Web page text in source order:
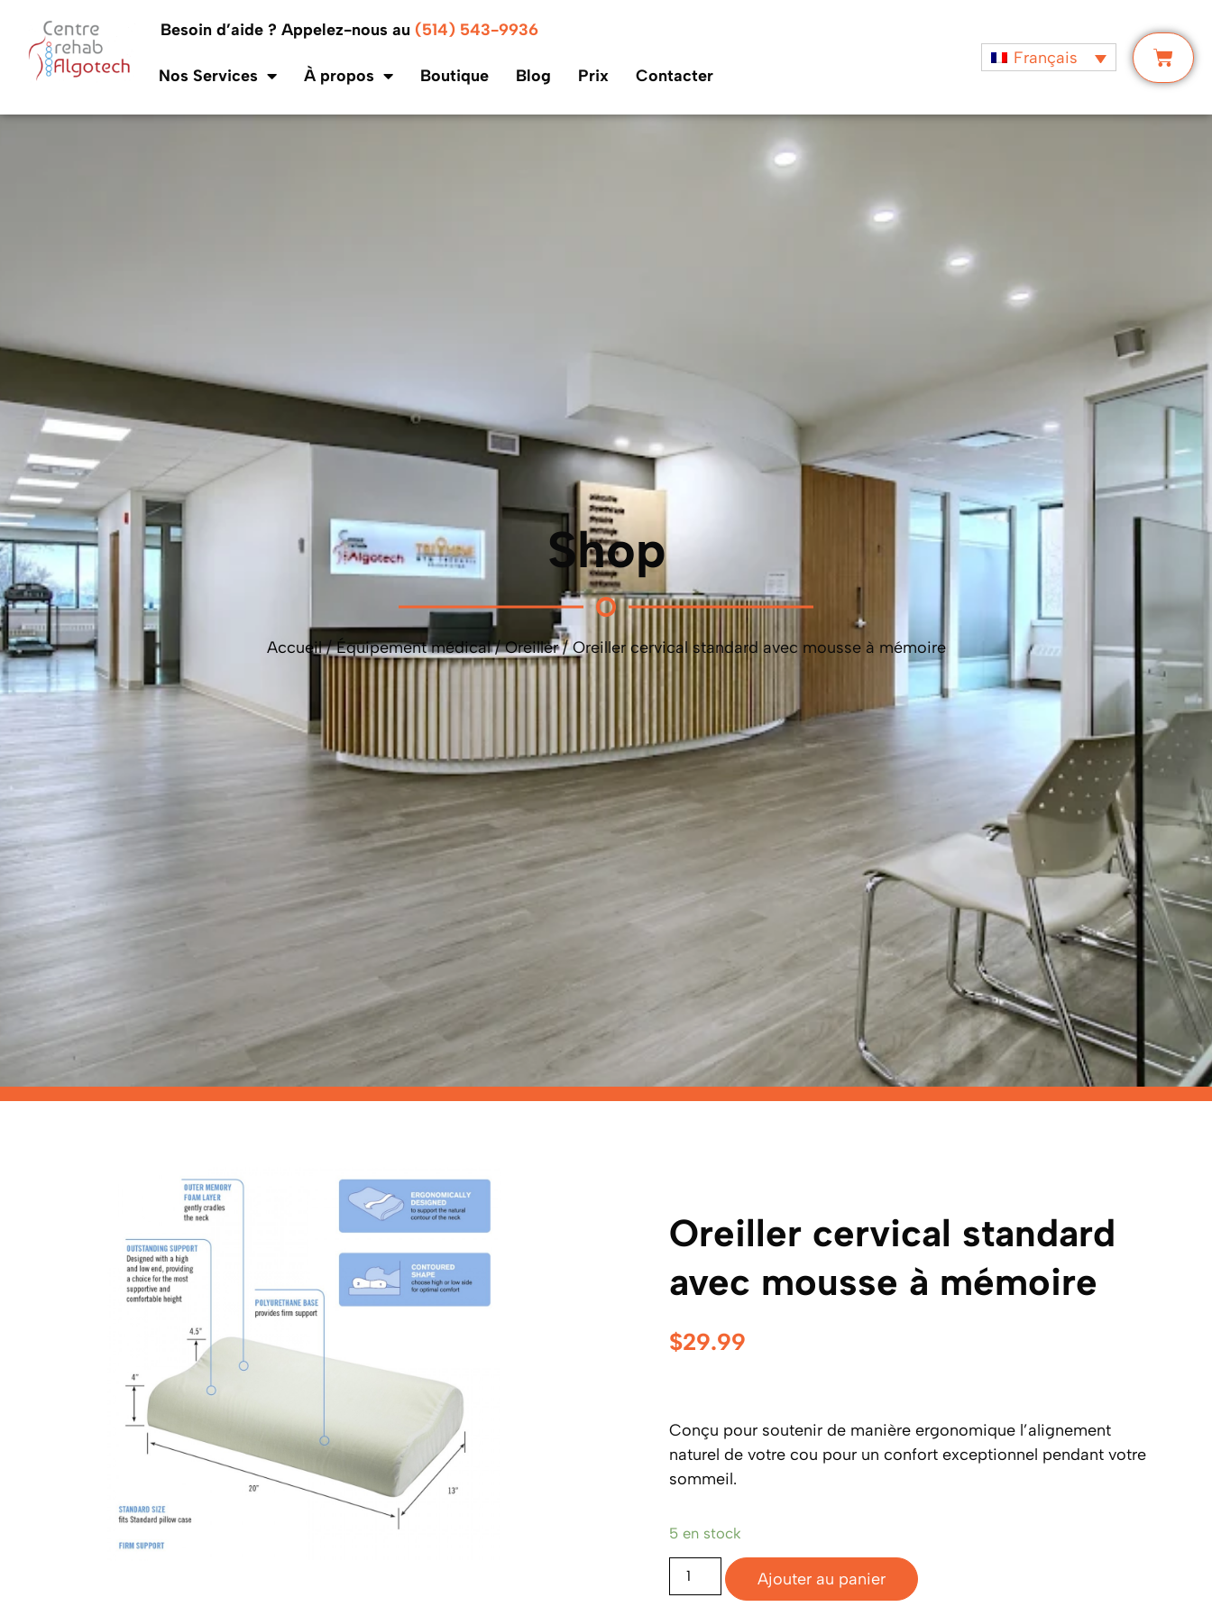
Besoin d’aide ? Appelez-nous au(514) 543-9936
Nos Services À propos Boutique Blog Prix Contacter
Français
Shop
Accueil/Équipement médical/Oreiller/ Oreiller cervical standard avec mousse à mémoire
Oreiller cervical standard
avec mousse à mémoire
$29.99
Conçu pour soutenir de manière ergonomique l’alignement
naturel de votre cou pour un confort exceptionnel pendant votre
sommeil.
5 en stock
Ajouter au panier